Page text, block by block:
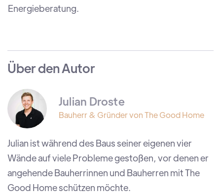
Energieberatung.
Über den Autor
Julian Droste
Bauherr & Gründer von The Good Home
Julian ist während des Baus seiner eigenen vier
Wände auf viele Probleme gestoßen, vor denen er
angehende Bauherrinnen und Bauherren mit The
Good Home schützen möchte.